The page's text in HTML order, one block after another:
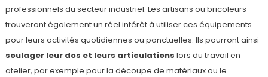
professionnels du secteur industriel. Les artisans ou bricoleurs
trouveront également un réel intérêt à utiliser ces équipements
pour leurs activités quotidiennes ou ponctuelles. Ils pourront ainsi
soulager leur dos et leurs articulations lors du travail en
atelier, par exemple pour la découpe de matériaux ou le